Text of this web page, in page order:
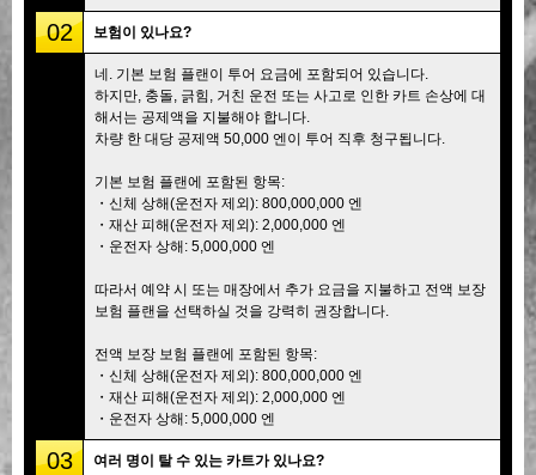
02 보험이 있나요?
네. 기본 보험 플랜이 투어 요금에 포함되어 있습니다.
하지만, 충돌, 긁힘, 거친 운전 또는 사고로 인한 카트 손상에 대
해서는 공제액을 지불해야 합니다.
차량 한 대당 공제액 50,000 엔이 투어 직후 청구됩니다.
기본 보험 플랜에 포함된 항목:
・신체 상해(운전자 제외): 800,000,000 엔
・재산 피해(운전자 제외): 2,000,000 엔
・운전자 상해: 5,000,000 엔
따라서 예약 시 또는 매장에서 추가 요금을 지불하고 전액 보장
보험 플랜을 선택하실 것을 강력히 권장합니다.
전액 보장 보험 플랜에 포함된 항목:
・신체 상해(운전자 제외): 800,000,000 엔
・재산 피해(운전자 제외): 2,000,000 엔
・운전자 상해: 5,000,000 엔
03 여러 명이 탈 수 있는 카트가 있나요?